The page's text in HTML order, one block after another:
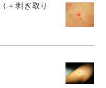
＋剥ぎ取り